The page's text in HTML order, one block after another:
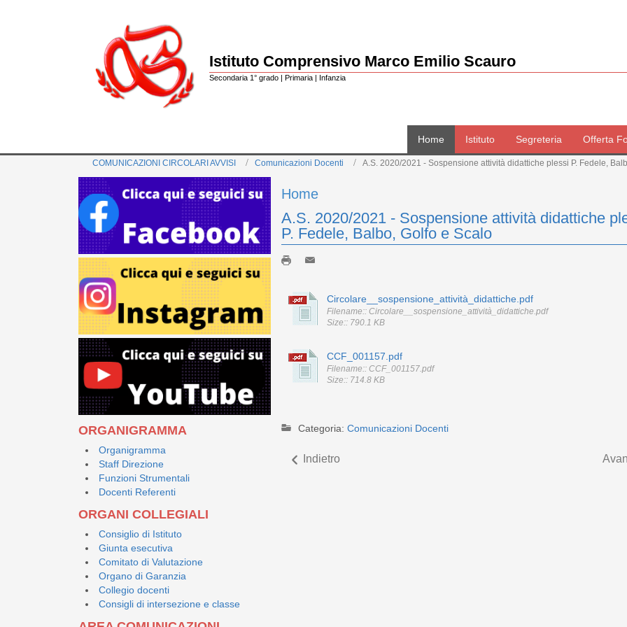
Istituto Comprensivo Marco Emilio Scauro
Secondaria 1° grado | Primaria | Infanzia
Home Istituto Segreteria Offerta
COMUNICAZIONI CIRCOLARI AVVISI Comunicazioni Docenti A.S. 2020/2021 - Sospensione attività didattiche plessi P. Fedele,
ORGANIGRAMMA
Organigramma
Staff Direzione
Funzioni Strumentali
Docenti Referenti
ORGANI COLLEGIALI
Consiglio di Istituto
Giunta esecutiva
Comitato di Valutazione
Organo di Garanzia
Collegio docenti
Consigli di intersezione e classe
Home
A.S. 2020/2021 - Sospensione attività didattiche
P. Fedele, Balbo, Golfo e Scalo
Circolare__sospensione_attività_didattiche.pdf
Filename:: Circolare__sospensione_attività_didattiche.pdf
Size:: 790.1 KB
CCF_001157.pdf
Filename:: CCF_001157.pdf
Size:: 714.8 KB
Categoria: Comunicazioni Docenti
Indietro